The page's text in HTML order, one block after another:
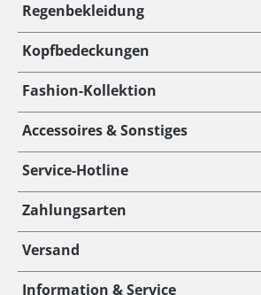
Regenbekleidung
Kopfbedeckungen
Fashion-Kollektion
Accessoires & Sonstiges
Service-Hotline
Zahlungsarten
Versand
Information & Service